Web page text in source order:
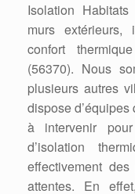
Isolation
murs
confort
(56370). Nous
plusieurs autres
dispose
à intervenir
d’isolation
effectivement
attentes. En